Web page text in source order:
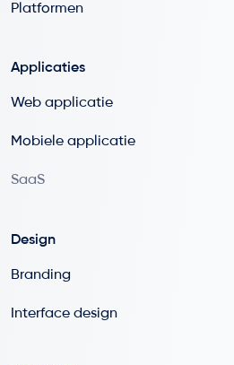
Platformen
Applicaties
Web applicatie
Mobiele applicatie
SaaS
Design
Branding
Interface design